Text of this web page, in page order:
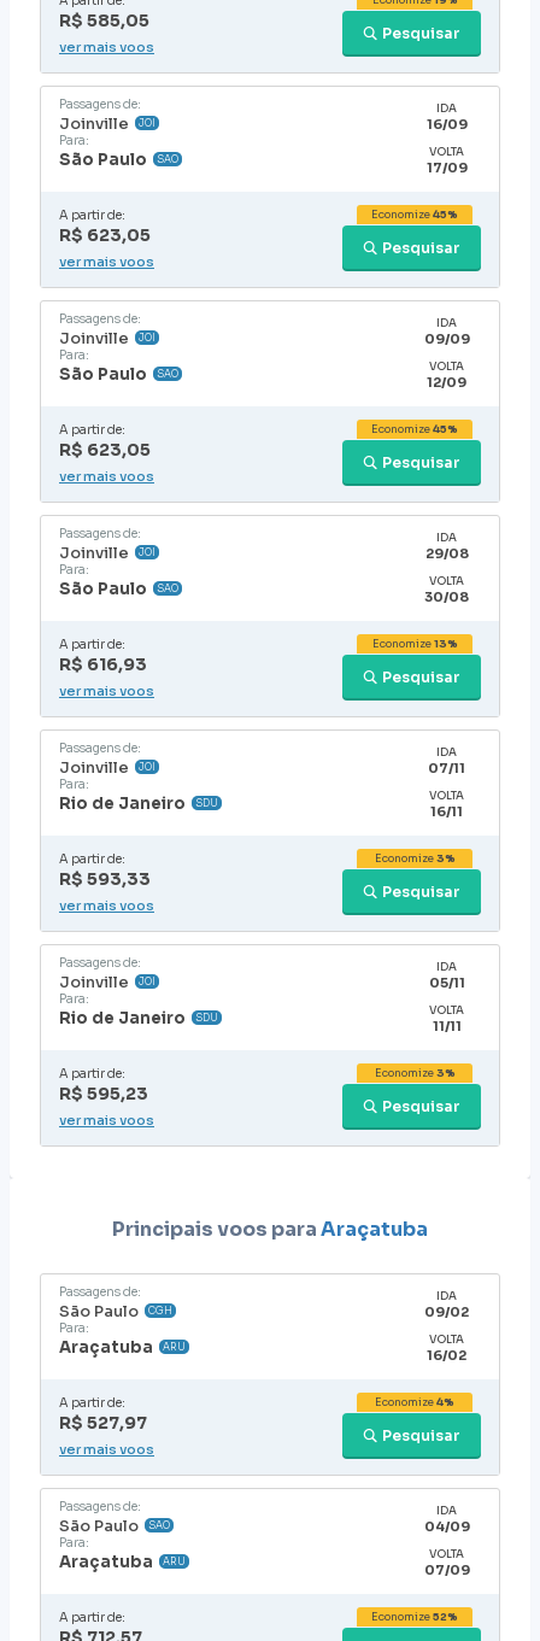
R$ 585,05
Pesquisar
ver mais voos
Passagens de:
Joinville JOI
Para:
São Paulo SAO
IDA
16/09
VOLTA
17/09
A partir de:
R$ 623,05
Pesquisar
Economize45%
ver mais voos
Passagens de:
Joinville JOI
Para:
São Paulo SAO
IDA
09/09
VOLTA
12/09
A partir de:
R$ 623,05
Pesquisar
Economize45%
ver mais voos
Passagens de:
Joinville JOI
Para:
São Paulo SAO
IDA
29/08
VOLTA
30/08
A partir de:
R$ 616,93
Pesquisar
Economize13%
ver mais voos
Passagens de:
Joinville JOI
Para:
Rio de Janeiro SDU
IDA
07/11
VOLTA
16/11
A partir de:
R$ 593,33
Pesquisar
Economize3%
ver mais voos
Passagens de:
Joinville JOI
Para:
Rio de Janeiro SDU
IDA
05/11
VOLTA
11/11
A partir de:
R$ 595,23
Pesquisar
Economize3%
ver mais voos
Principais voos paraAraçatuba
Passagens de:
São Paulo CGH
Para:
Araçatuba ARU
IDA
09/02
VOLTA
16/02
A partir de:
R$ 527,97
Pesquisar
Economize4%
ver mais voos
Passagens de:
São Paulo SAO
Para:
Araçatuba ARU
IDA
04/09
VOLTA
07/09
A partir de: Economize52%